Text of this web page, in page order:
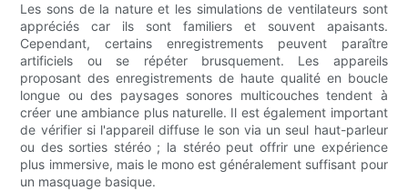
Les sons de la nature et les simulations de ventilateurs sont
appréciés car ils sont familiers et souvent apaisants.
Cependant, certains enregistrements peuvent paraître
artificiels ou se répéter brusquement. Les appareils
proposant des enregistrements de haute qualité en boucle
longue ou des paysages sonores multicouches tendent à
créer une ambiance plus naturelle. Il est également important
de vérifier si l'appareil diffuse le son via un seul haut-parleur
ou des sorties stéréo ; la stéréo peut offrir une expérience
plus immersive, mais le mono est généralement suffisant pour
un masquage basique.